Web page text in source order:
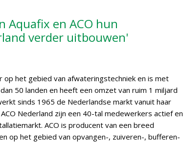
Aquafix en ACO hun
verder uitbouwen'
op het gebied van afwateringstechniek en is met
50 landen en heeft een omzet van ruim 1 miljard
sinds 1965 de Nederlandse markt vanuit haar
Nederland zijn een 40-tal medewerkers actief en
ACO is producent van een breed
op het gebied van opvangen-, zuiveren-, bufferen-